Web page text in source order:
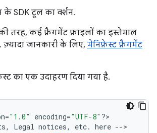
के SDK टूल का वर्शन.
तरह, कई फ़्रैगमेंट फ़ाइलों का इस्तेमाल
जानकारी के लिए, मेनिफ़ेस्ट फ़्रैगमेंट
का एक उदाहरण दिया गया है.
="1.0" encoding="UTF-8" ?>
, Legal notices, etc. here -->